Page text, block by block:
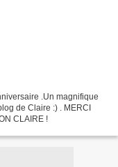
.Un magnifique
de Claire :) . MERCI
CLAIRE !